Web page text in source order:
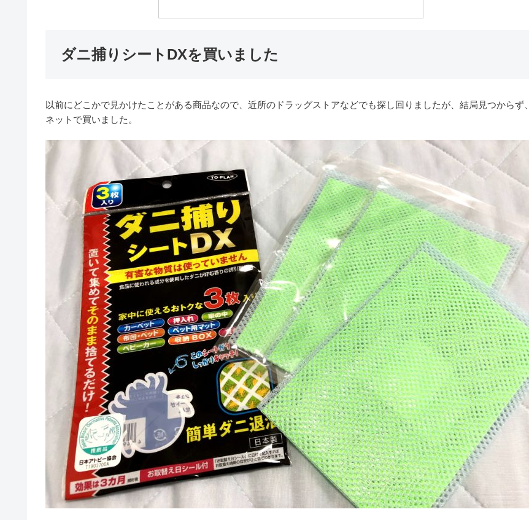
ダニ捕りシートDXを買いました
以前にどこかで見かけたことがある商品なので、近所のドラッグストアなどでも探し回りましたが、結局見つからず、
ネットで買いました。